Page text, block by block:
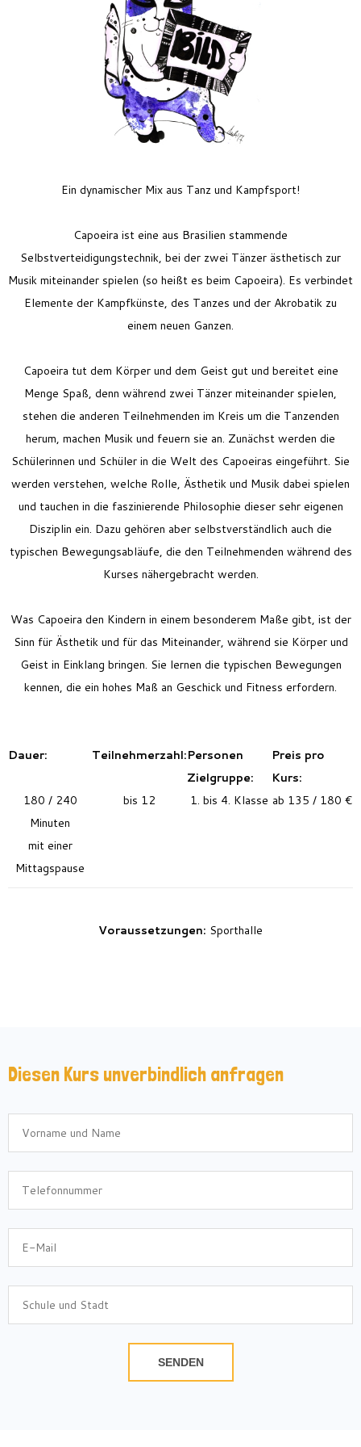
Feriencamp
Jobs
Kontakt
Ein dynamischer Mix aus Tanz und Kampfsport!
Capoeira ist eine aus Brasilien stammende
Selbstverteidigungstechnik, bei der zwei Tänzer ästhetisch zur
Musik miteinander spielen (so heißt es beim Capoeira). Es verbindet
Elemente der Kampfkünste, des Tanzes und der Akrobatik zu
einem neuen Ganzen.
Capoeira tut dem Körper und dem Geist gut und bereitet eine
Menge Spaß, denn während zwei Tänzer miteinander spielen,
stehen die anderen Teilnehmenden im Kreis um die Tanzenden
herum, machen Musik und feuern sie an. Zunächst werden die
Schülerinnen und Schüler in die Welt des Capoeiras eingeführt. Sie
werden verstehen, welche Rolle, Ästhetik und Musik dabei spielen
und tauchen in die faszinierende Philosophie dieser sehr eigenen
Disziplin ein. Dazu gehören aber selbstverständlich auch die
typischen Bewegungsabläufe, die den Teilnehmenden während des
Kurses nähergebracht werden.
Was Capoeira den Kindern in einem besonderem Maße gibt, ist der
Sinn für Ästhetik und für das Miteinander, während sie Körper und
Geist in Einklang bringen. Sie lernen die typischen Bewegungen
kennen, die ein hohes Maß an Geschick und Fitness erfordern.
Dauer: Teilnehmerzahl:Personen
Zielgruppe:
Preis pro
Kurs:
180 / 240
Minuten
mit einer
Mittagspause
bis 12 1. bis 4. Klasse ab 135 / 180 €
Voraussetzungen: Sporthalle
Diesen Kurs unverbindlich anfragen
SENDEN